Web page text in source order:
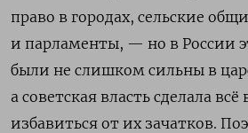
право в городах, сельские
и парламенты, — но в России
были не слишком сильны в
а советская власть сделала
избавиться от их зачатков.